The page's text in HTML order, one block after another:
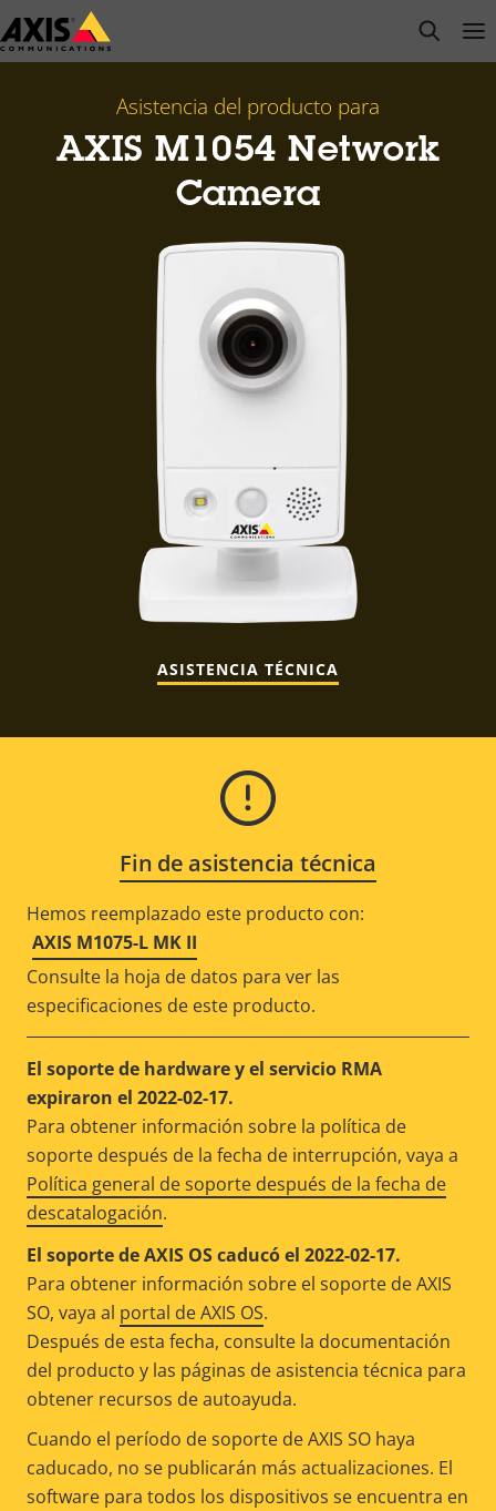
Saltar
al
open
Asistencia del producto para
AXIS M1054 Network
Camera
ASISTENCIA TÉCNICA
Fin de asistencia técnica
Hemos reemplazado este producto con:
AXIS M1075-L MK II
Consulte la hoja de datos para ver las
especificaciones de este producto.
El soporte de hardware y el servicio RMA
expiraron el 2022-02-17.
Para obtener información sobre la política de
soporte después de la fecha de interrupción, vaya a
Política general de soporte después de la fecha de
descatalogación.
El soporte de AXIS OS caducó el 2022-02-17.
Para obtener información sobre el soporte de AXIS
SO, vaya al portal de AXIS OS.
Después de esta fecha, consulte la documentación
del producto y las páginas de asistencia técnica para
obtener recursos de autoayuda.
Cuando el período de soporte de AXIS SO haya
caducado, no se publicarán más actualizaciones. El
software para todos los dispositivos se encuentra en